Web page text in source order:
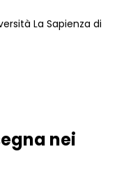
La Sapienza di
nei